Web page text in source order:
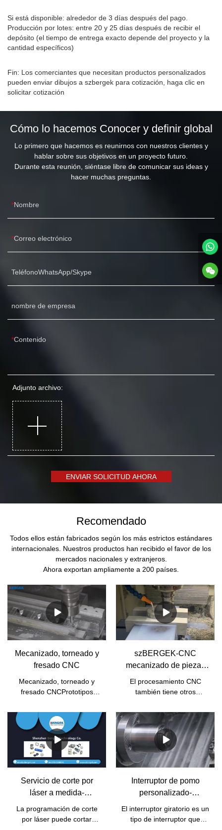
Si está disponible: alrededor de 3 días después del pago.
Producción por lotes: entre 20 y 25 días después de recibir el
depósito (el tiempo de entrega exacto depende del proyecto y la
cantidad específicos)
Fin: Los comerciantes que necesitan productos personalizados
pueden enviar dibujos a szbergek para cotización, haga clic en
solicitar cotización
Cómo lo hacemos Conocer y definir global
Lo primero que hacemos es reunirnos con nuestros clientes y
hablar sobre sus objetivos en un proyecto futuro.
Durante esta reunión, siéntase libre de comunicar sus ideas y
hacer muchas preguntas.
Nombre
Correo electrónico
TeléfonoWhatsApp/Skype
nombre de empresa
Contenido
Adjunto archivo:
ENVIAR SOLICITUD AHORA
Recomendado
Todos ellos están fabricados según los más estrictos estándares
internacionales. Nuestros productos han recibido el favor de los
mercados nacionales y extranjeros.
Ahora exportan ampliamente a 200 países.
Mecanizado, torneado y
fresado CNC
Mecanizado, torneado y
fresado CNCPrototipos
de producción¿Prototipos
torneados CNC y piezas de
producción?
szBERGEK-CNC
mecanizado de piezas
de acero inoxidable
El procesamiento CNC
también tiene otros
procesamiento de
máquinas herramienta
CNC, gongs de
computadora y llamado
centro de procesamiento
CNC, el trabajo principal es
procesamiento, el trabajo
manual original en
programación de
computadora. Es una
Servicio de corte por
láser a medida-
szBERREK
La programación de corte
por láser puede cortar
Interruptor de pomo
personalizado-
Mecanizado CNC-
szBERGEK
El interruptor giratorio es un
tipo de interruptor que